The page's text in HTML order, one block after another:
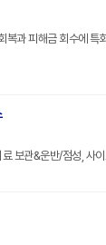
과 피해금 회수에 특
보관&운반/점성, 사이